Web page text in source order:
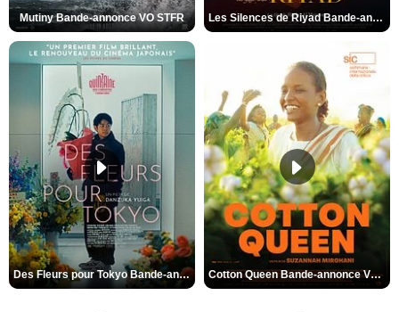
Mutiny Bande-annonce VO STFR Les Silences de Riyad Bande-annonce VO STFR
Des Fleurs pour Tokyo Bande-annonce VO STFR Cotton Queen Bande-annonce VO STFR